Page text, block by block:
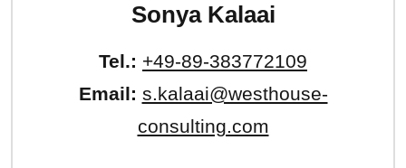
Sonya Kalaai
Tel.: +49-89-383772109
Email: s.kalaai@westhouse-
consulting.com